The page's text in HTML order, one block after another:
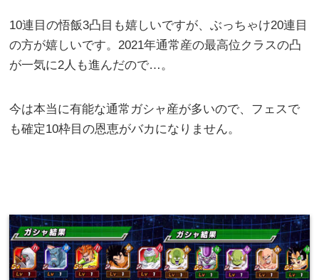
10連目の悟飯3凸目も嬉しいですが、ぶっちゃけ20連目
の方が嬉しいです。2021年通常産の最高位クラスの凸
が一気に2人も進んだので…。
今は本当に有能な通常ガシャ産が多いので、フェスで
も確定10枠目の恩恵がバカになりません。